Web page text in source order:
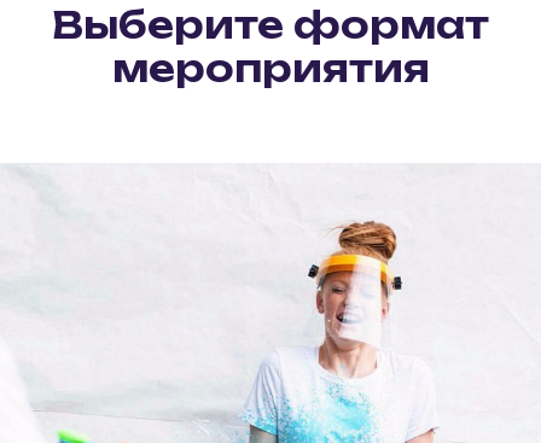
Выберите формат
мероприятия